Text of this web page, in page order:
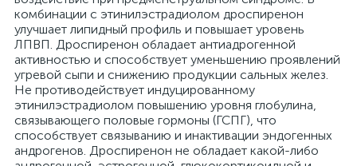
комбинации с этинилэстрадиолом дроспиренон
улучшает липидный профиль и повышает уровень
ЛПВП. Дроспиренон обладает антиадрогенной
активностью и способствует уменьшению проявлений
угревой сыпи и снижению продукции сальных желез.
Не противодействует индуцированному
этинилэстрадиолом повышению уровня глобулина,
связывающего половые гормоны (ГСПГ), что
способствует связыванию и инактивации эндогенных
андрогенов. Дроспиренон не обладает какой-либо